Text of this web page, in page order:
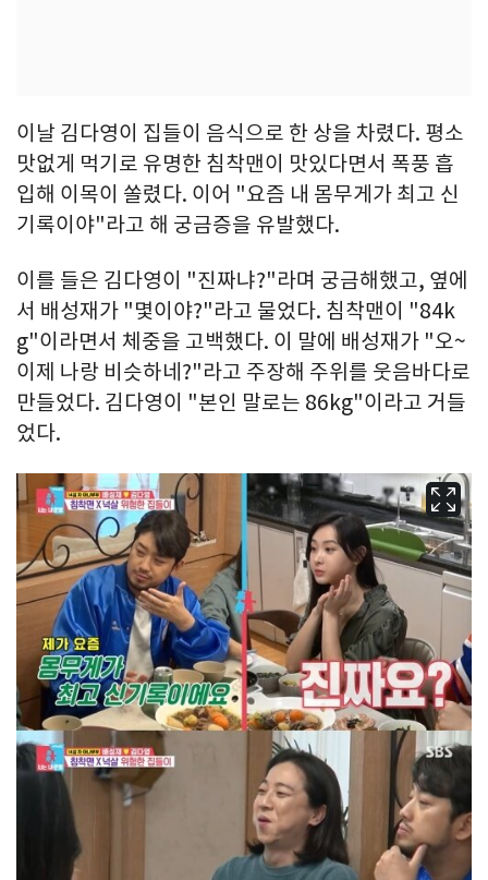
이날 김다영이 집들이 음식으로 한 상을 차렸다. 평소
맛없게 먹기로 유명한 침착맨이 맛있다면서 폭풍 흡
입해 이목이 쏠렸다. 이어 "요즘 내 몸무게가 최고 신
기록이야"라고 해 궁금증을 유발했다.
이를 들은 김다영이 "진짜냐?"라며 궁금해했고, 옆에
서 배성재가 "몇이야?"라고 물었다. 침착맨이 "84k
g"이라면서 체중을 고백했다. 이 말에 배성재가 "오~
이제 나랑 비슷하네?"라고 주장해 주위를 웃음바다로
만들었다. 김다영이 "본인 말로는 86kg"이라고 거들
었다.